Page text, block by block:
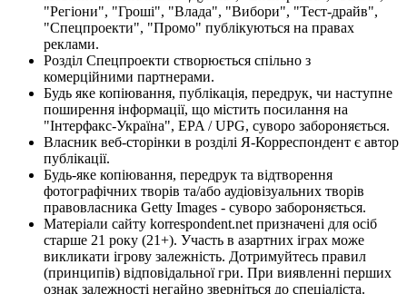
"Регіони", "Гроші", "Влада", "Вибори", "Тест-драйв",
"Спецпроекти", "Промо" публікуються на правах
реклами.
Розділ Спецпроекти створюється спільно з
комерційними партнерами.
Будь яке копіювання, публікація, передрук, чи наступне
поширення інформації, що містить посилання на
"Інтерфакс-Україна", EPA / UPG, суворо забороняється.
Власник веб-сторінки в розділі Я-Корреспондент є автор
публікації.
Будь-яке копіювання, передрук та відтворення
фотографічних творів та/або аудіовізуальних творів
правовласника Getty Images - суворо забороняється.
Матеріали сайту korrespondent.net призначені для осіб
старше 21 року (21+). Участь в азартних іграх може
викликати ігрову залежність. Дотримуйтесь правил
(принципів) відповідальної гри. При виявленні перших
ознак залежності негайно зверніться до спеціаліста.